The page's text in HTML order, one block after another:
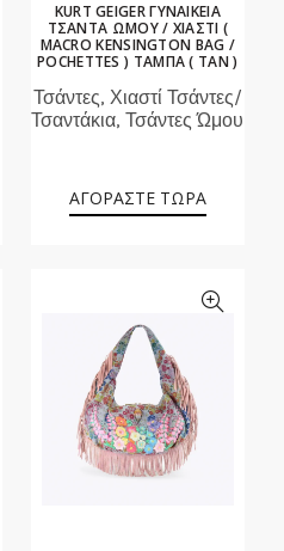
KURT GEIGER ΓΥΝΑΙΚΕΙΑ
ΤΣΑΝΤΑ ΩΜΟΥ / ΧΙΑΣΤΙ (
ΜACRO KENSINGTON BAG /
POCHETTES ) ΤΑΜΠΑ ( TAN )
Τσάντες, Χιαστί Τσάντες/
Τσαντάκια, Τσάντες Ώμου
ΑΓΟΡΑΣΤΕ ΤΩΡΑ